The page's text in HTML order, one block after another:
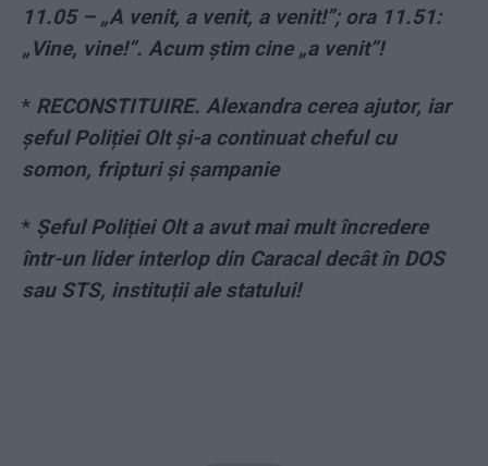
11.05 – „A venit, a venit, a venit!”; ora 11.51:
„Vine, vine!”. Acum știm cine „a venit”!
* RECONSTITUIRE. Alexandra cerea ajutor, iar
șeful Poliției Olt și-a continuat cheful cu
somon, fripturi și șampanie
* Șeful Poliției Olt a avut mai mult încredere
într-un lider interlop din Caracal decât în DOS
sau STS, instituții ale statului!